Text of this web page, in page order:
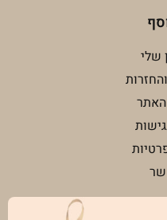
שלי
האתר